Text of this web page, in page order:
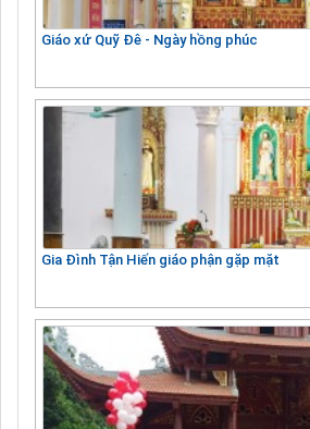
Giáo xứ Quỹ Đê - Ngày hồng phúc
Gia Đình Tận Hiến giáo phận gặp mặt